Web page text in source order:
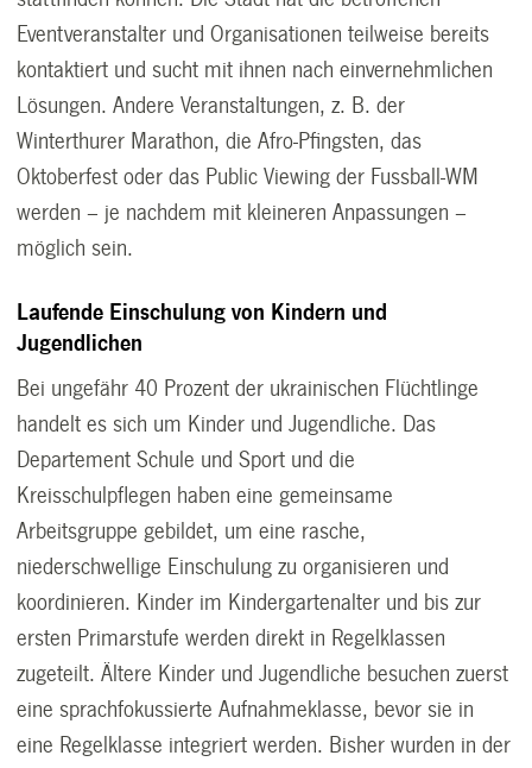
Eventveranstalter und Organisationen teilweise bereits
kontaktiert und sucht mit ihnen nach einvernehmlichen
Lösungen. Andere Veranstaltungen, z. B. der
Winterthurer Marathon, die Afro-Pfingsten, das
Oktoberfest oder das Public Viewing der Fussball-WM
werden – je nachdem mit kleineren Anpassungen –
möglich sein.
Laufende Einschulung von Kindern und
Jugendlichen
Bei ungefähr 40 Prozent der ukrainischen Flüchtlinge
handelt es sich um Kinder und Jugendliche. Das
Departement Schule und Sport und die
Kreisschulpflegen haben eine gemeinsame
Arbeitsgruppe gebildet, um eine rasche,
niederschwellige Einschulung zu organisieren und
koordinieren. Kinder im Kindergartenalter und bis zur
ersten Primarstufe werden direkt in Regelklassen
zugeteilt. Ältere Kinder und Jugendliche besuchen zuerst
eine sprachfokussierte Aufnahmeklasse, bevor sie in
eine Regelklasse integriert werden. Bisher wurden in der